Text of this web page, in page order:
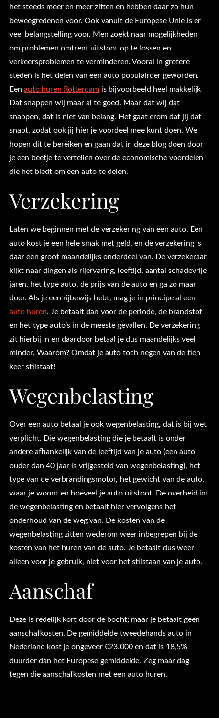
het steeds meer en meer zitten en hebben daar zo hun
beweegredenen voor. Ook vanuit de Europese Unie is er
veel belangstelling voor. Men zoekt naar mogelijkheden
om problemen omtrent uitstoot op te lossen en
verkeersproblemen te verminderen. Vooral in grotere
steden is het delen van een auto populairder geworden.
Eenauto huren Rotterdam is bijvoorbeeld heel makkelijk
Dat snappen wij maar al te goed. Maar dat wij dat
snappen, dat is niet van belang. Het gaat erom dat jij dat
snapt, zodat ook jij hier je voordeel mee kunt doen. We
hopen dit te bereiken en gaan dat in deze blog doen door
je een beetje te vertellen over de economische voordelen
die het biedt om een auto te delen.
Verzekering
Laten we beginnen met de verzekering van een auto. Een
auto kost je een hele smak met geld, en de verzekering is
daar een groot maandelijks onderdeel van. De verzekeraar
kijkt naar dingen als rijervaring, leeftijd, aantal schadevrije
jaren, het type auto, de prijs van de auto en ga zo maar
door. Als je een rijbewijs hebt, mag je in principe al een
auto huren. Je betaalt dan voor de periode, de brandstof
en het type auto’s in de meeste gevallen. De verzekering
zit hierbij in en daardoor betaal je dus maandelijks veel
minder. Waarom? Omdat je auto toch negen van de tien
keer stilstaat!
Wegenbelasting
Over een auto betaal je ook wegenbelasting, dat is bij wet
verplicht. Die wegenbelasting die je betaalt is onder
andere afhankelijk van de leeftijd van je auto (een auto
ouder dan 40 jaar is vrijgesteld van wegenbelasting), het
type van de verbrandingsmotor, het gewicht van de auto,
waar je woont en hoeveel je auto uitstoot. De overheid int
de wegenbelasting en betaalt hier vervolgens het
onderhoud van de weg van. De kosten van de
wegenbelasting zitten wederom weer inbegrepen bij de
kosten van het huren van de auto. Je betaalt dus weer
alleen voor je gebruik, niet voor het stilstaan van je auto.
Aanschaf
Deze is redelijk kort door de bocht; maar je betaalt geen
aanschafkosten. De gemiddelde tweedehands auto in
Nederland kost je ongeveer €23.000 en dat is 18,5%
duurder dan het Europese gemiddelde. Zeg maar dag
tegen die aanschafkosten met een auto huren.